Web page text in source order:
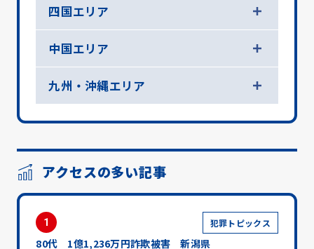
四国エリア
中国エリア
九州・沖縄エリア
アクセスの多い記事
1 犯罪トピックス
80代 1億1,236万円詐欺被害 新潟県